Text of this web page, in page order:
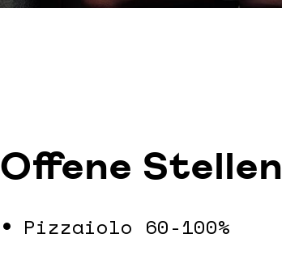
Offene Stellen
Pizzaiolo 60-100%